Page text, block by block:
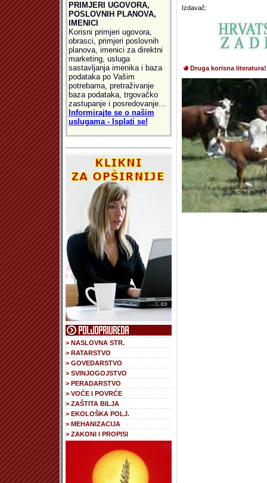
PRIMJERI UGOVORA,
POSLOVNIH PLANOVA,
IMENICI
Korisni primjeri ugovora,
obrasci, primjeri poslovnih
planova, imenici za direktni
marketing, usluga
sastavljanja imenika i baza
podataka po Vašim
potrebama, pretraživanje
baza podataka, trgovačko
zastupanje i posredovanje...
Informirajte se o našim
uslugama - Isplati se!
> NASLOVNA STR.
> RATARSTVO
> GOVEDARSTVO
> SVINJOGOJSTVO
> PERADARSTVO
> VOĆE I POVRĆE
> ZAŠTITA BILJA
> EKOLOŠKA POLJ.
> MEHANIZACIJA
> ZAKONI I PROPISI
Izdavač:
Druga korisna literatura!